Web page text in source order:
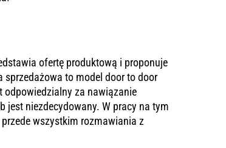
ofertę produktową i proponuje
sprzedażowa to model door to door
odpowiedzialny za nawiązanie
jest niezdecydowany. W pracy na tym
wszystkim rozmawiania z